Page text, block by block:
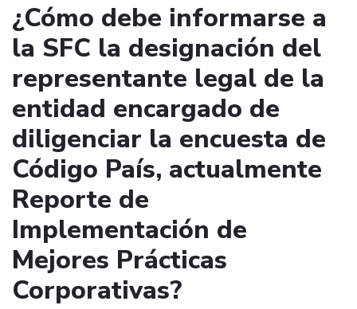
¿Cómo debe informarse a
la SFC la designación del
representante legal de la
entidad encargado de
diligenciar la encuesta de
Código País, actualmente
Reporte de
Implementación de
Mejores Prácticas
Corporativas?